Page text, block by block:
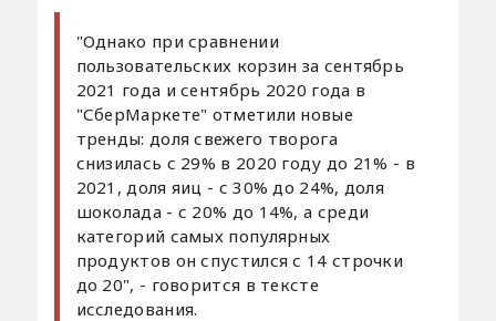
"Однако при сравнении
пользовательских корзин за сентябрь
2021 года и сентябрь 2020 года в
"СберМаркете" отметили новые
тренды: доля свежего творога
снизилась с 29% в 2020 году до 21% - в
2021, доля яиц - с 30% до 24%, доля
шоколада - с 20% до 14%, а среди
категорий самых популярных
продуктов он спустился с 14 строчки
до 20", - говорится в тексте
исследования.